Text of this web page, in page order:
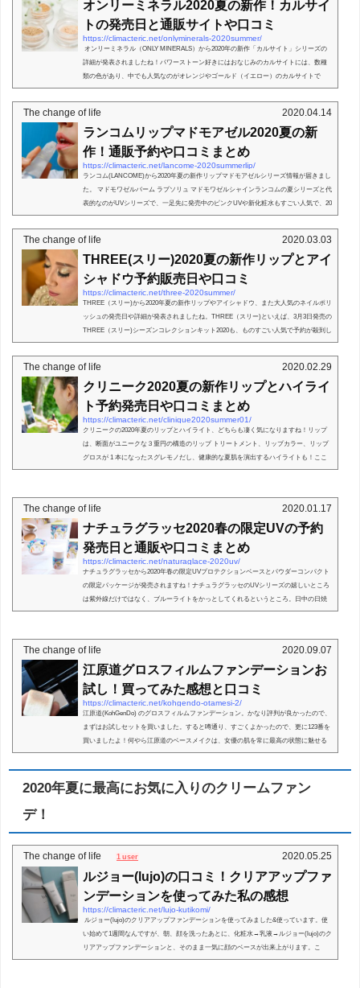
オンリーミネラル2020夏の新作！カルサイ
トの発売日と通販サイトや口コミ
https://climacteric.net/onlyminerals-2020summer/
オンリーミネラル（ONLY MINERALS）から2020年の新作「カルサイト」シリーズの
詳細が発表されましたね！パワーストーン好きにはおなじみのカルサイトには、数種
類の色があり、中でも人気なのがオレンジやゴールド（イエロー）のカルサイトで
す。オレンジカルサ...
The change of life 2020.04.14
ランコムリップマドモアゼル2020夏の新
作！通販予約や口コミまとめ
https://climacteric.net/lancome-2020summerlip/
ランコム(LANCOME)から2020年夏の新作リップマドモアゼルシリーズ情報が届きまし
た。 マドモワゼルバーム ラプソリュ マドモワゼルシャインランコムの夏シリーズと代
表的なのがUVシリーズで、一足先に発売中のピンクUVや新化粧水もすごい人気で、20
20年の春夏は、...
The change of life 2020.03.03
THREE(スリー)2020夏の新作リップとアイ
シャドウ予約販売日や口コミ
https://climacteric.net/three-2020summer/
THREE（スリー)から2020年夏の新作リップやアイシャドウ、また大人気のネイルポリ
ッシュの発売日や詳細が発表されましたね。THREE（スリー)といえば、3月3日発売の
THREE（スリー)シーズンコレクションキット2020も、ものすごい人気で予約が殺到し
ていましたし、同日...
The change of life 2020.02.29
クリニーク2020夏の新作リップとハイライ
ト予約発売日や口コミまとめ
https://climacteric.net/clinique2020summer01/
クリニークの2020年夏のリップとハイライト、どちらも凄く気になりますね！リップ
は、断面がユニークな３重円の構造のリップ トリートメント、リップカラー、リップ
グロスが 1 本になったスグレモノだし、健康的な夏肌を演出するハイライトも！ここ
では、そんなクリ...
The change of life 2020.01.17
ナチュラグラッセ2020春の限定UVの予約
発売日と通販や口コミまとめ
https://climacteric.net/naturaglace-2020uv/
ナチュラグラッセから2020年春の限定UVプロテクションベースとパウダーコンパクト
の限定パッケージが発売されますね！ナチュラグラッセのUVシリーズの嬉しいところ
は紫外線だけではなく、ブルーライトをかっとしてくれるというところ。日中の日焼
け止めには敏感でも...
The change of life 2020.09.07
江原道グロスフィルムファンデーションお
試し！買ってみた感想と口コミ
https://climacteric.net/kohgendo-otamesi-2/
江原道(KohGenDo) のグロスフィルムファンデーション。かなり評判が良かったので、
まずはお試しセットを買いました。すると噂通り、すごくよかったので、更に123番を
買いましたよ！何やら江原道のベースメイクは、女優の肌を常に最高の状態に魅せる
ために開発されて...
2020年夏に最高にお気に入りのクリームファン
デ！
The change of life 1 user 2020.05.25
ルジョー(lujo)の口コミ！クリアアップファ
ンデーションを使ってみた私の感想
https://climacteric.net/lujo-kutikomi/
ルジョー(lujo)のクリアアップファンデーションを使ってみました&使っています。使
い始めて1週間なんですが、朝、顔を洗ったあとに、化粧水→乳液→ルジョー(lujo)のク
リアアップファンデーションと、そのまま一気に顔のベースが出来上がります。こ
れ、すご...